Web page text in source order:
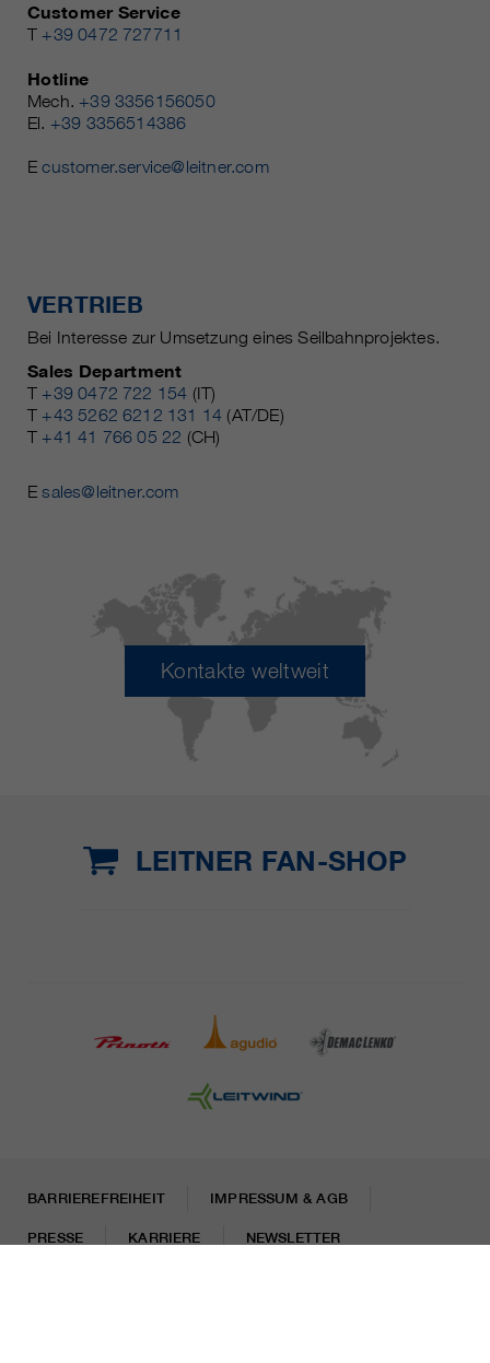
Customer Service
T +39 0472 727711
Hotline
Mech. +39 3356156050
El. +39 3356514386
Ecustomer.service@leitner.com
VERTRIEB
Bei Interesse zur Umsetzung eines Seilbahnprojektes.
Sales Department
T +39 0472 722 154 (IT)
T +43 5262 6212 131 14 (AT/DE)
T +41 41 766 05 22 (CH)
Esales@leitner.com
Kontakte weltweit
LEITNER FAN-SHOP
BARRIEREFREIHEIT IMPRESSUM & AGB
PRESSE KARRIERE NEWSLETTER